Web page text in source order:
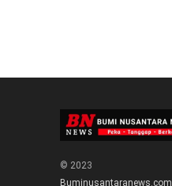
© 2023
Buminusantaranews.com